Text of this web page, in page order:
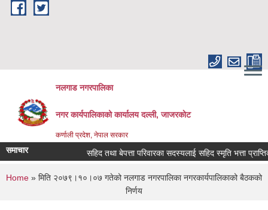
Skip to main content
नलगाड नगरपालिका
नगर कार्यपालिकाको कार्यालय दल्ली, जाजरकाेट
कर्णाली प्रदेश, नेपाल सरकार
समाचार सहिद तथा बेपत्ता परिवारका सदस्यलाई सहिद स्मृति भत्ता प्राप्तिको
You are here
Home » मिति २०७९।१०।०७ गतेको नलगाड नगरपालिका नगरकार्यपालिकाको बैठकको
निर्णय